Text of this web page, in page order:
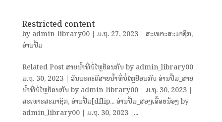
Restricted content
by admin_library00| ມ.ຖ. 27, 2023| ສະເພາະສະມາຊິກ,
ອ່ານປຶ້ມ
Related Post ສາຍນ້ຳທີ່ບໍ່ໄຫຼຢ້ອນກັບ by admin_library00 |
ມ.ຖ. 30, 2023 | ວັນນະຄະດີສາຍນ້ຳທີ່ບໍ່ໄຫຼຢ້ອນກັບ ອ່ານປຶ້ມ_ສາຍ
ນ້ຳທີ່ບໍ່ໄຫຼຢ້ອນກັບ by admin_library00 | ມ.ຖ. 30, 2023 |
ສະເພາະສະມາຊິກ, ອ່ານປຶ້ມ[dflip... ອ່ານປຶ້ມ_ສອງເອື້ອຍນ້ອງ by
admin_library00 | ມ.ຖ. 30, 2023 |...